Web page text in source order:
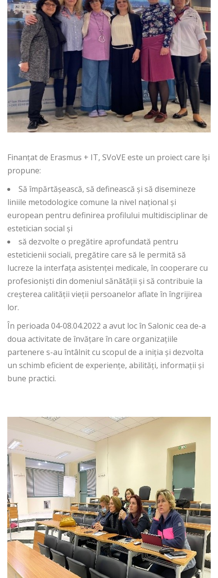
Finanțat de Erasmus + IT, SVoVE este un proiect care își
propune:
Să împărtășească, să definească și să disemineze
liniile metodologice comune la nivel național și
european pentru definirea profilului multidisciplinar de
estetician social și
să dezvolte o pregătire aprofundată pentru
esteticienii sociali, pregătire care să le permită să
lucreze la interfața asistenței medicale, în cooperare cu
profesioniști din domeniul sănătății și să contribuie la
creșterea calității vieții persoanelor aflate în îngrijirea
lor.
În perioada 04-08.04.2022 a avut loc în Salonic cea de-a
doua activitate de învățare în care organizațiile
partenere s-au întâlnit cu scopul de a iniția și dezvolta
un schimb eficient de experiențe, abilități, informații și
bune practici.